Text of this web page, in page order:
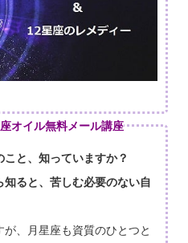
オイル無料メール講座
と、知っていますか？
ると、苦しむ必要のない自
、月星座も資質のひとつと